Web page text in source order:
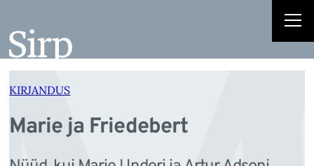
juurde
KIRJANDUS
Marie ja Friedebert